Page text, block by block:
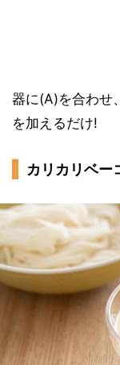
器に(A)を合わせ
を加えるだけ!
カリカリベー